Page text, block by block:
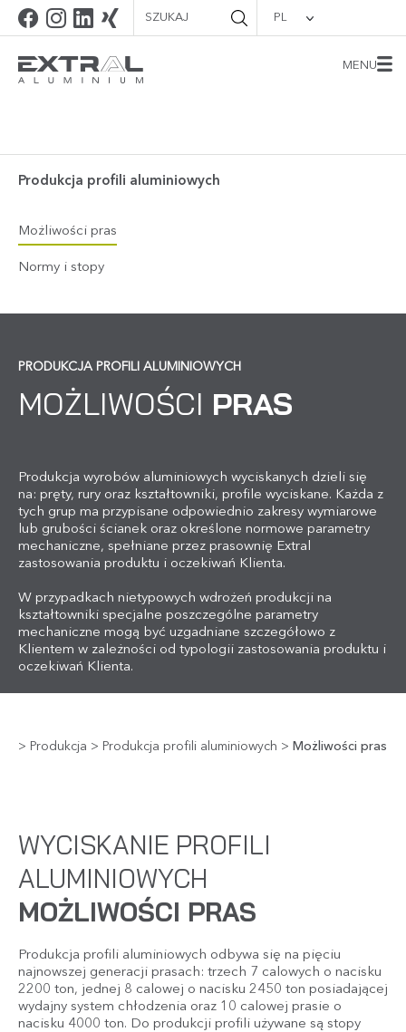
PL
MENU
Produkcja profili aluminiowych
Możliwości pras
Normy i stopy
PRODUKCJA PROFILI ALUMINIOWYCH
MOŻLIWOŚCI PRAS
Produkcja wyrobów aluminiowych wyciskanych dzieli się
na: pręty, rury oraz kształtowniki, profile wyciskane. Każda z
tych grup ma przypisane odpowiednio zakresy wymiarowe
lub grubości ścianek oraz określone normowe parametry
mechaniczne, spełniane przez prasownię Extral
zastosowania produktu i oczekiwań Klienta.
W przypadkach nietypowych wdrożeń produkcji na
kształtowniki specjalne poszczególne parametry
mechaniczne mogą być uzgadniane szczegółowo z
Klientem w zależności od typologii zastosowania produktu i
oczekiwań Klienta.
> Produkcja > Produkcja profili aluminiowych > Możliwości pras
WYCISKANIE PROFILI
ALUMINIOWYCH
MOŻLIWOŚCI PRAS
Produkcja profili aluminiowych odbywa się na pięciu
najnowszej generacji prasach: trzech 7 calowych o nacisku
2200 ton, jednej 8 calowej o nacisku 2450 ton posiadającej
wydajny system chłodzenia oraz 10 calowej prasie o
nacisku 4000 ton. Do produkcji profili używane są stopy